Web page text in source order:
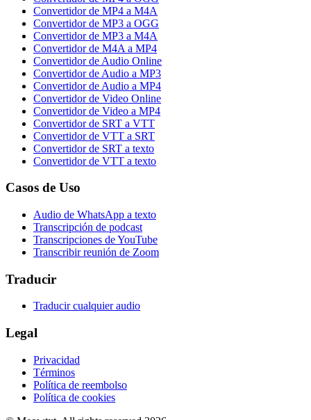
Convertidor de MP4 a M4A
Convertidor de MP3 a OGG
Convertidor de MP3 a M4A
Convertidor de M4A a MP4
Convertidor de Audio Online
Convertidor de Audio a MP3
Convertidor de Audio a MP4
Convertidor de Video Online
Convertidor de Video a MP4
Convertidor de SRT a VTT
Convertidor de VTT a SRT
Convertidor de SRT a texto
Convertidor de VTT a texto
Casos de Uso
Audio de WhatsApp a texto
Transcripción de podcast
Transcripciones de YouTube
Transcribir reunión de Zoom
Traducir
Traducir cualquier audio
Legal
Privacidad
Términos
Política de reembolso
Política de cookies